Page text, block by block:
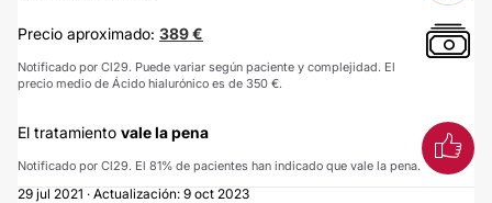
Precio aproximado: 389 €
Notificado por Cl29. Puede variar según paciente y complejidad. El
precio medio de Ácido hialurónico es de 350 €.
El tratamiento vale la pena
Notificado por Cl29. El 81% de pacientes han indicado que vale la pena.
29 jul 2021 · Actualización: 9 oct 2023